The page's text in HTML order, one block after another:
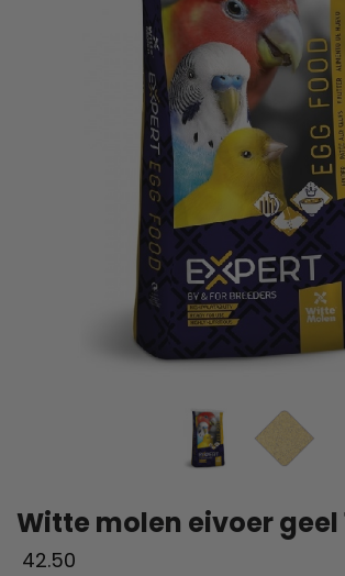
Witte molen eivoer geel
42.50